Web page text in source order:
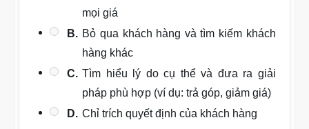
mọi giá
B. Bỏ qua khách hàng và tìm kiếm khách
hàng khác
C. Tìm hiểu lý do cụ thể và đưa ra giải
pháp phù hợp (ví dụ: trả góp, giảm giá)
D. Chỉ trích quyết định của khách hàng